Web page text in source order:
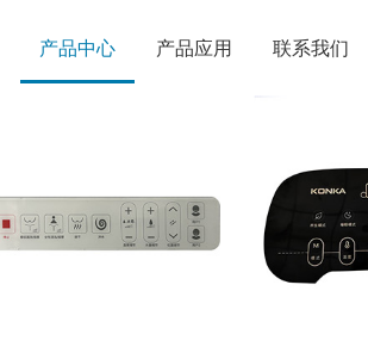
产品中心 产品应用 联系我们